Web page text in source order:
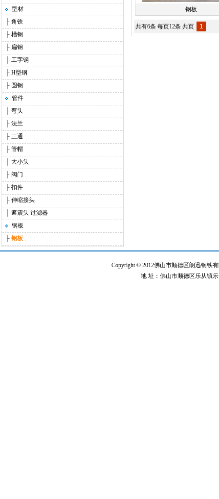
型材
├ 角铁
├ 槽钢
├ 扁钢
├ 工字钢
├ H型钢
├ 圆钢
管件
├ 弯头
├ 法兰
├ 三通
├ 管帽
├ 大小头
├ 阀门
├ 扣件
├ 伸缩接头
├ 避震头 过滤器
钢板
├ 钢板
钢板
共有6条 每页12条 共页 1
Copyright © 2012佛山市顺德区朗迅钢铁
地 址：佛山市顺德区乐从镇